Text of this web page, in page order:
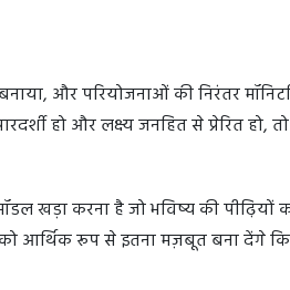
और परियोजनाओं की निरंतर
हो और लक्ष्य जनहित से प्रेरित हो, तो
खड़ा करना है जो भविष्य की पीढ़ियों
आर्थिक रूप से इतना मज़बूत बना देंगे